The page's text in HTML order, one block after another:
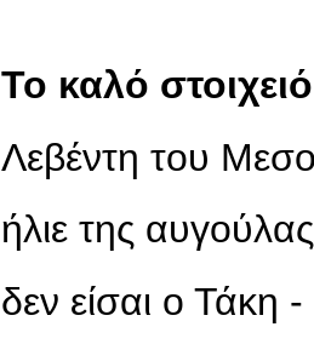
Το καλό στοιχειό
Λεβέντη του
ήλιε της
δεν είσαι ο Τάκη